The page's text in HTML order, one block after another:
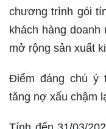
chương trình gói
khách hàng doanh
mở rộng sản xuất
Điểm đáng chú ý
tăng nợ xấu chậm